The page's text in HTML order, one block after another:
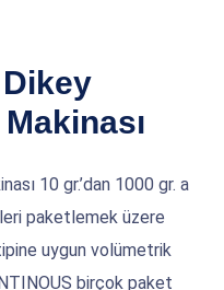
10 gr.’dan 1000 gr. a
paketlemek üzere
uygun volümetrik
birçok paket